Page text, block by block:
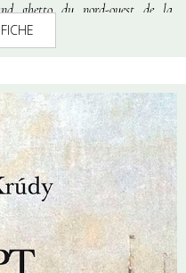
ghetto du nord-ouest de la
par les autorités fascistes de